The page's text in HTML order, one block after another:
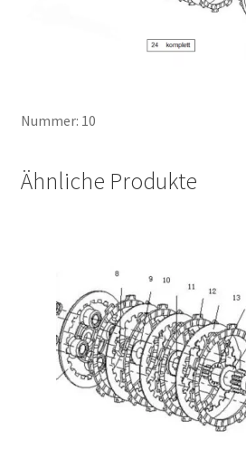
Nummer: 10
Ähnliche Produkte